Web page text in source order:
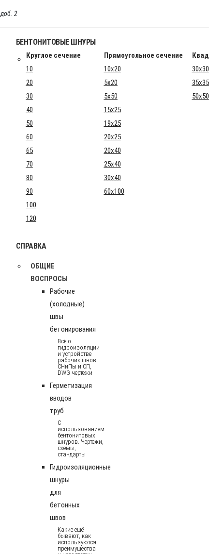
доб. 2
БЕНТОНИТОВЫЕ ШНУРЫ
Круглое сечение Прямоугольное сечение
10
10x20
30x30
20
5x20
35x35
30
5x50
50x50
40
15x25
50
19x25
60
20x25
65
20x40
70
25x40
80
30x40
90
60x100
100
120
СПРАВКА
ОБЩИЕ
ВОСПРОСЫ
Рабочие
(холодные)
швы
бетонирования
Всё о
гидроизоляции
и устройстве
рабочих швов:
СНиПы и СП,
DWG чертежи
Герметизация
вводов
труб
С
использованием
бентонитовых
шнуров. Чертежи,
схемы,
стандарты
Гидроизоляционные
шнуры
для
бетонных
швов
Какие ещё
бывают, как
используются,
преимущества